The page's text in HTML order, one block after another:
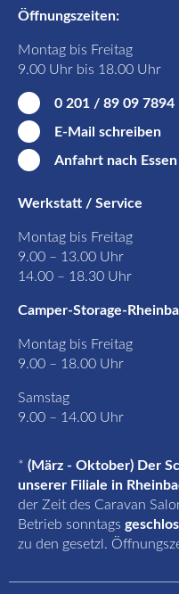
Öffnungszeiten:
Montag bis Freitag
9.00 Uhr bis 18.00 Uhr
0 201 / 89 09 7894
E-Mail schreiben
Anfahrt nach Essen
Werkstatt / Service
Montag bis Freitag
9.00 – 13.00 Uhr
14.00 – 18.30 Uhr
Camper-Storage-
Montag bis Freitag
9.00 – 18.00 Uhr
Samstag
9.00 – 14.00 Uhr
* (März - Oktober) Der
unserer Filiale in
der Zeit des Caravan
Betrieb sonntags
zu den gesetzl.